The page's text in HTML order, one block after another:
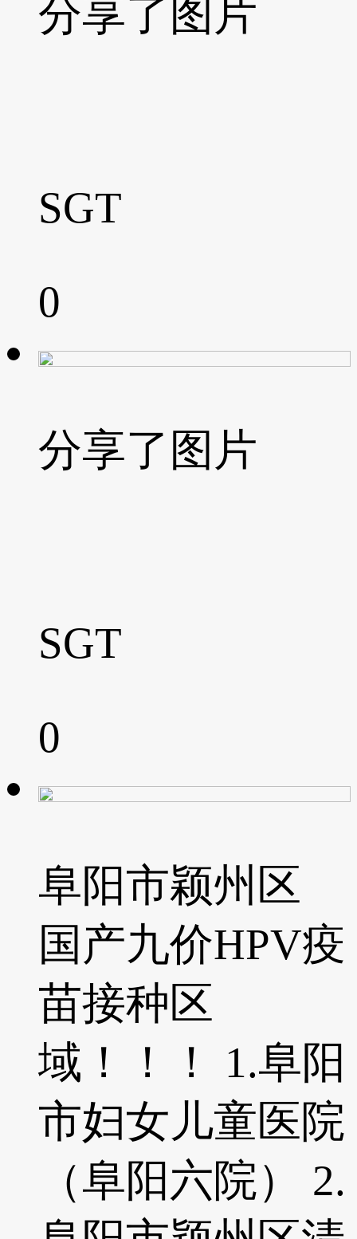
分享了图片
SGT
0
分享了图片
SGT
0
阜阳市颖州区
国产九价HPV疫
苗接种区
域！！！ 1.阜阳
市妇女儿童医院
（阜阳六院） 2.